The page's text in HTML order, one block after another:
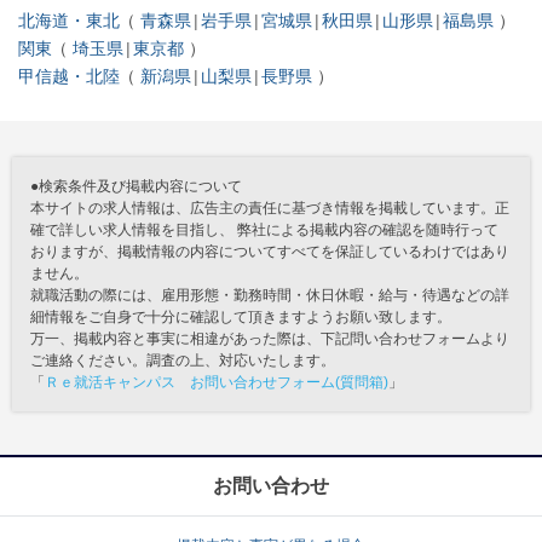
北海道・東北 青森県 岩手県 宮城県 秋田県 山形県 福島県
関東
埼玉県 東京都
甲信越・北陸
新潟県 山梨県 長野県
●検索条件及び掲載内容について
本サイトの求人情報は、広告主の責任に基づき情報を掲載しています。正
確で詳しい求人情報を目指し、 弊社による掲載内容の確認を随時行って
おりますが、掲載情報の内容についてすべてを保証しているわけではあり
ません。
就職活動の際には、雇用形態・勤務時間・休日休暇・給与・待遇などの詳
細情報をご自身で十分に確認して頂きますようお願い致します。
万一、掲載内容と事実に相違があった際は、下記問い合わせフォームより
ご連絡ください。調査の上、対応いたします。
「 Ｒｅ就活キャンパス お問い合わせフォーム(質問箱) 」
お問い合わせ